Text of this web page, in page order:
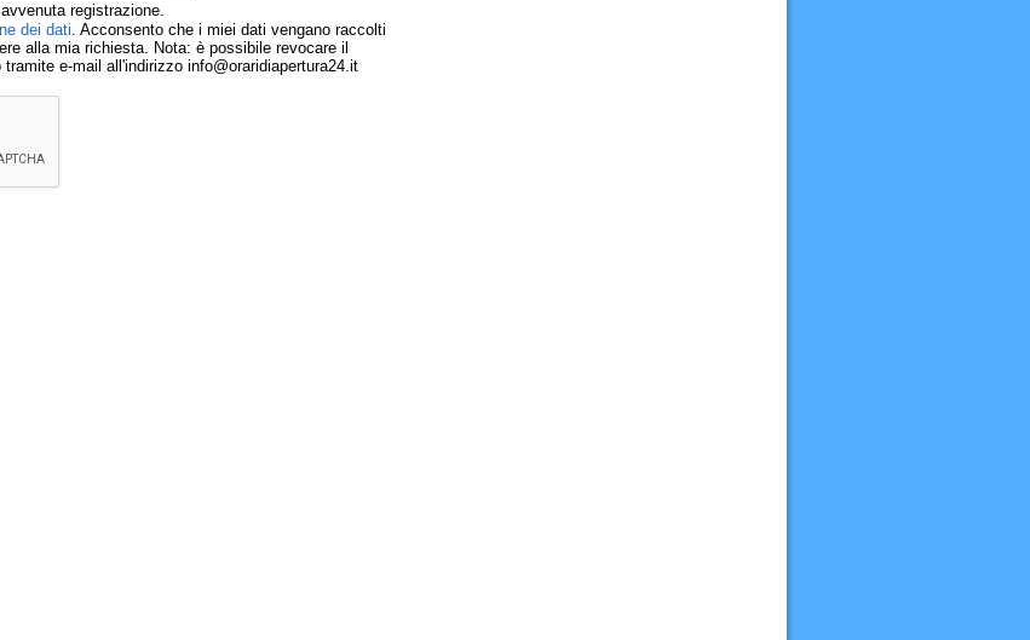
registrazione.
dei dati. Acconsento che i miei dati vengano raccolti
alla mia richiesta. Nota: è possibile revocare il
e-mail all'indirizzo info@oraridiapertura24.it